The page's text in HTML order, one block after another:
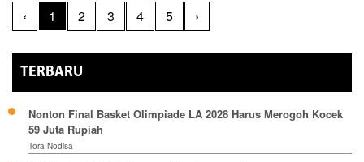
‹ 1 2 3 4 5 ›
TERBARU
Nonton Final Basket Olimpiade LA 2028 Harus Merogoh Kocek
59 Juta Rupiah
Tora Nodisa